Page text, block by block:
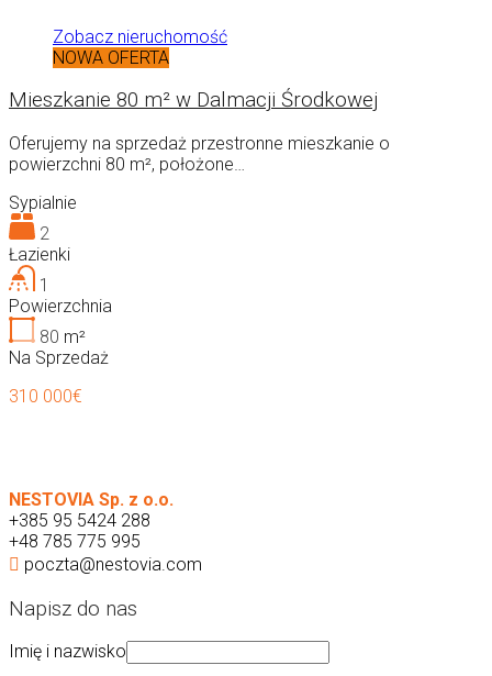
Zobacz nieruchomość
NOWA OFERTA
Mieszkanie 80 m² w Dalmacji Środkowej
Oferujemy na sprzedaż przestronne mieszkanie o
powierzchni 80 m², położone…
Sypialnie
2
Łazienki
1
Powierzchnia
80 m²
Na Sprzedaż
310 000€
NESTOVIA Sp. z o.o.
+385 95 5424 288
+48 785 775 995
poczta@nestovia.com
Napisz do nas
Imię i nazwisko